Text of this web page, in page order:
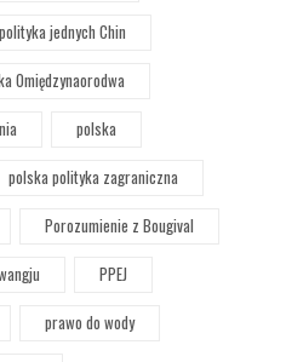
polityka jednych Chin
Omiędzynaorodwa
polska
polska polityka zagraniczna
Porozumienie z Bougival
PPEJ
prawo do wody